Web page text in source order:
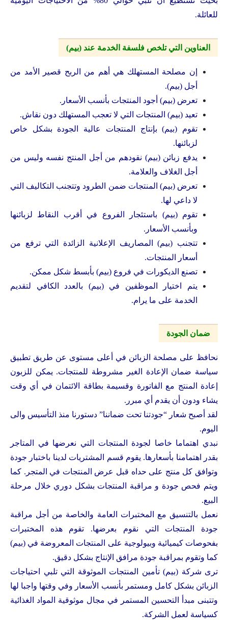
للعائلة.
العناوين التي تلخص فلسفة الخدمة عند (بيم)
إن مصلحة المستهلك هي أهم من الربح قصير الأمد من
أجل (بيم).
تعرض (بيم) أجود المنتجات بأنسب الأسعار.
تعيد (بيم) المنتجات التي لا تعجب المستهلك دون نقاش.
تقوم (بيم) بإنتاج المنتجات عالية الجودة بشكل خاص
لزبائنها.
يدفع زبائن (بيم) نقودهم من أجل المنتج نفسه وليس من
أجل الغلاف والعلامة.
تعرض (بيم) المنتجات ضمن الطرود وتتجنب التكاليف التي
لا داعي لها.
تقوم (بيم) باستئجار الفروع في أقرب النقاط لزبائنها
وبأنسب الأسعار.
تتجنب (بيم) المصاريف الإعلانية الزائدة التي ترفع من
أسعار المنتجات.
تصنع الديكورات في فروع (بيم) بأبسط شكل ممكن.
يتم اختيار الموظفين في (بيم) بالعدد الكافي لتقديم
الخدمة على ما يرام.
ضمان الجودة
نحافظ على مصلحة الزبائن في أعلى مستوى عن طريق تطبيق
سياسة ضمان الإعادة الغير مشروطة للمنتجات. يمكن للزبون
إعادة المنتج مع الفاتورة وقسيمة بطاقة الائتمان في أي وقت
يشاء ودون أن يقدم أي مبرر.
لقد أصبح شعار “جودتنا تحت ضماننا” دستورنا منذ التأسيس والى
اليوم.
نبدي اهتماما خاصا لجودة المنتجات التي نعرضها في المتاجر
بقدر اهتمامنا بأسعارها. يقوم قسم المشتريات لدينا باختبار جودة
وتوافق كل منتج على حداه قبل عرض المنتجات في المتجر. كما
ويتم فحص جودة و مراقبة المنتجات بشكل دوري خلال مرحلة
البيع.
نعمل بالتنسيق مع المختبرات العامة والخاصة من أجل مراقبة
جودة المنتجات التي نقوم بعرضها. تقوم هذه المختبرات
بفحوصات كيميائية وبيولوجية على المنتجات المعروضة في (بيم)
كما وتقوم بمراقبة جودة مرافق الإنتاج بشكل دقيق.
ترى شركة (بيم) تأمين المنتجات الموثوقة التي تلبي احتياجات
الزبائن بشكل كامل ومستمر بأنسب الأسعار وفي وقتها واجبا لها
وتتبنى مبدأ التحسين المستمر في مجال موثوقية المواد الغذائية
كسياسة لعمل الشركة.